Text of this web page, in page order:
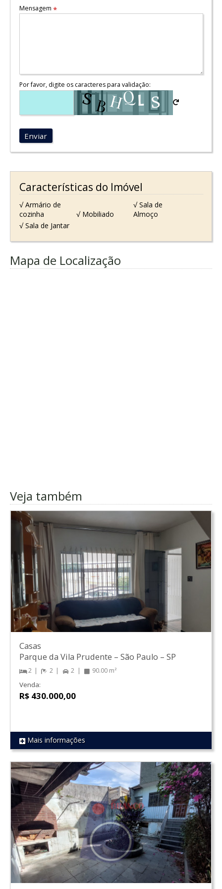
Mensagem *
Por favor, digite os caracteres para validação:
Enviar
Características do Imóvel
√ Armário de
cozinha
√ Mobiliado
√ Sala de
Almoço
√ Sala de Jantar
Mapa de Localização
Veja também
REF 1643
Casas
Parque da Vila Prudente – São Paulo – SP
2 2 2 90.00 m²
Venda:
R$ 430.000,00
Mais informações